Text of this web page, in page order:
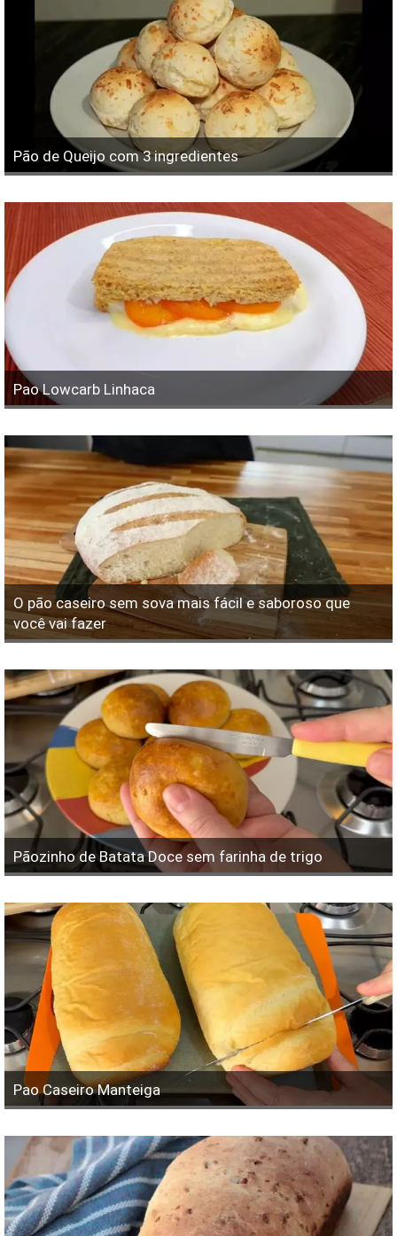
Pão de Queijo com 3 ingredientes
Pao Lowcarb Linhaca
O pão caseiro sem sova mais fácil e saboroso que
você vai fazer
Pãozinho de Batata Doce sem farinha de trigo
Pao Caseiro Manteiga